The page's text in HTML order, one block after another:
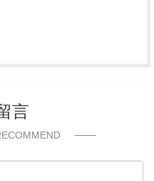
言